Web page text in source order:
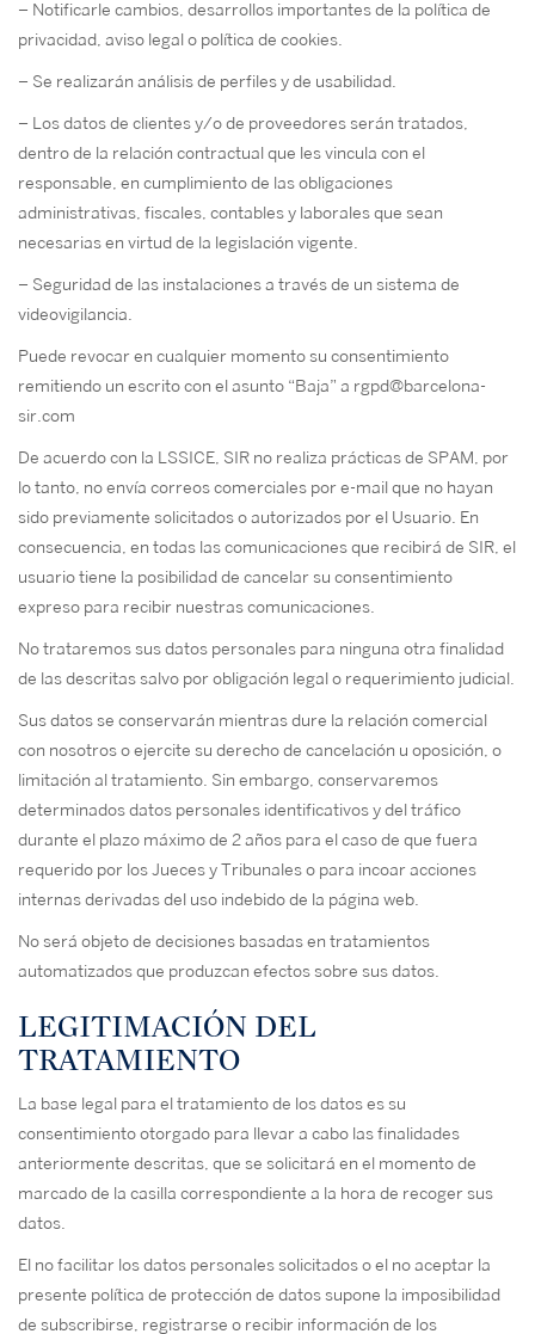
– Notificarle cambios, desarrollos importantes de la política de
privacidad, aviso legal o política de cookies.
– Se realizarán análisis de perfiles y de usabilidad.
– Los datos de clientes y/o de proveedores serán tratados,
dentro de la relación contractual que les vincula con el
responsable, en cumplimiento de las obligaciones
administrativas, fiscales, contables y laborales que sean
necesarias en virtud de la legislación vigente.
– Seguridad de las instalaciones a través de un sistema de
videovigilancia.
Puede revocar en cualquier momento su consentimiento
remitiendo un escrito con el asunto “Baja” a rgpd@barcelona-
sir.com
De acuerdo con la LSSICE, SIR no realiza prácticas de SPAM, por
lo tanto, no envía correos comerciales por e-mail que no hayan
sido previamente solicitados o autorizados por el Usuario. En
consecuencia, en todas las comunicaciones que recibirá de SIR, el
usuario tiene la posibilidad de cancelar su consentimiento
expreso para recibir nuestras comunicaciones.
No trataremos sus datos personales para ninguna otra finalidad
de las descritas salvo por obligación legal o requerimiento judicial.
Sus datos se conservarán mientras dure la relación comercial
con nosotros o ejercite su derecho de cancelación u oposición, o
limitación al tratamiento. Sin embargo, conservaremos
determinados datos personales identificativos y del tráfico
durante el plazo máximo de 2 años para el caso de que fuera
requerido por los Jueces y Tribunales o para incoar acciones
internas derivadas del uso indebido de la página web.
No será objeto de decisiones basadas en tratamientos
automatizados que produzcan efectos sobre sus datos.
LEGITIMACIÓN DEL
TRATAMIENTO
La base legal para el tratamiento de los datos es su
consentimiento otorgado para llevar a cabo las finalidades
anteriormente descritas, que se solicitará en el momento de
marcado de la casilla correspondiente a la hora de recoger sus
datos.
El no facilitar los datos personales solicitados o el no aceptar la
presente política de protección de datos supone la imposibilidad
de subscribirse, registrarse o recibir información de los